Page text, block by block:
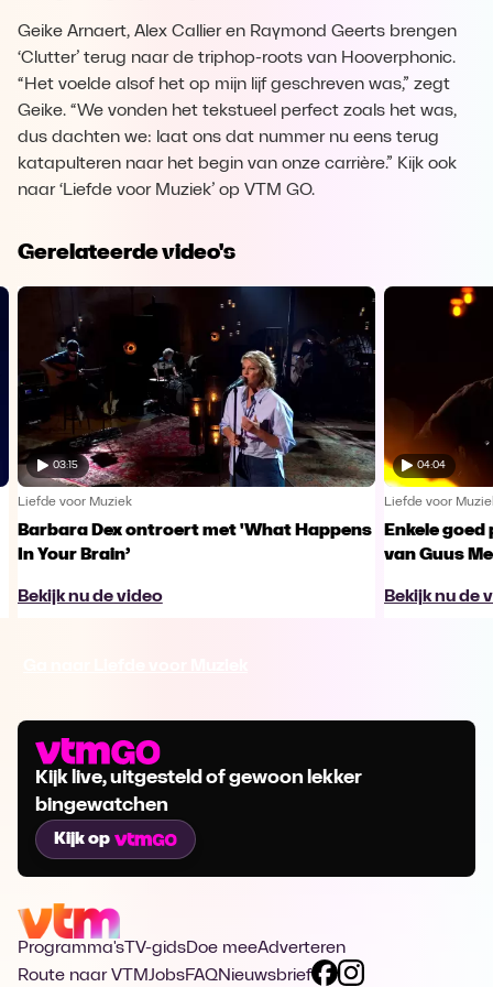
Geike Arnaert, Alex Callier en Raymond Geerts brengen
‘Clutter’ terug naar de triphop-roots van Hooverphonic.
“Het voelde alsof het op mijn lijf geschreven was,” zegt
Geike. “We vonden het tekstueel perfect zoals het was,
dus dachten we: laat ons dat nummer nu eens terug
katapulteren naar het begin van onze carrière.” Kijk ook
naar ‘Liefde voor Muziek’ op VTM GO.
Gerelateerde video's
03:15
Liefde voor Muziek
Barbara Dex ontroert met 'What Happens
In Your Brain’
Bekijk nu de video
04:04
Liefde voor
Enkele
van Guus
Bekijk nu de
Kijk live, uitgesteld of gewoon lekker
bingewatchen
Kijk op
Programma's TV-gidsDoe meeAdverteren
Route naar VTMJobsFAQNieuwsbrief